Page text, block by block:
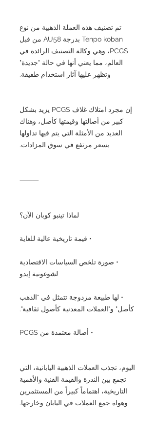
تم تصنيف هذه العملة الذهبية من نوع
Tenpo koban بدرجة AU58 من قبل
PCGS، وهي وكالة التصنيف الرائدة في
العالم، مما يعني أنها في حالة "جديدة"
وتظهر عليها آثار استخدام طفيفة.
إن مجرد امتلاك غلاف PCGS يزيد بشكل
كبير من أصالتها وقيمتها كأصل، وهناك
العديد من الأمثلة التي يتم فيها تداولها
بسعر مرتفع في سوق المزادات.
⸻
لماذا تينبو كوبان الآن؟
• قيمة تاريخية عالية للغاية
• صورة تلخص السياسات الاقتصادية
لشوغونية إيدو
• لها طبيعة مزدوجة تتمثل في "الذهب
كأصل" و"العملات المعدنية كأصول ثقافية".
• أصالة معتمدة من PCGS
اليوم، تجذب العملات الذهبية اليابانية، التي
تجمع بين الندرة والقيمة الفنية والأهمية
التاريخية، اهتماماً كبيراً من المستثمرين
وهواة جمع العملات في اليابان وخارجها.